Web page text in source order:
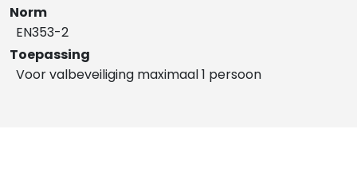
Norm
EN353-2
Toepassing
Voor valbeveiliging maximaal 1 persoon